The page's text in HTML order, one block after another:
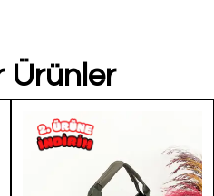
Ürünler